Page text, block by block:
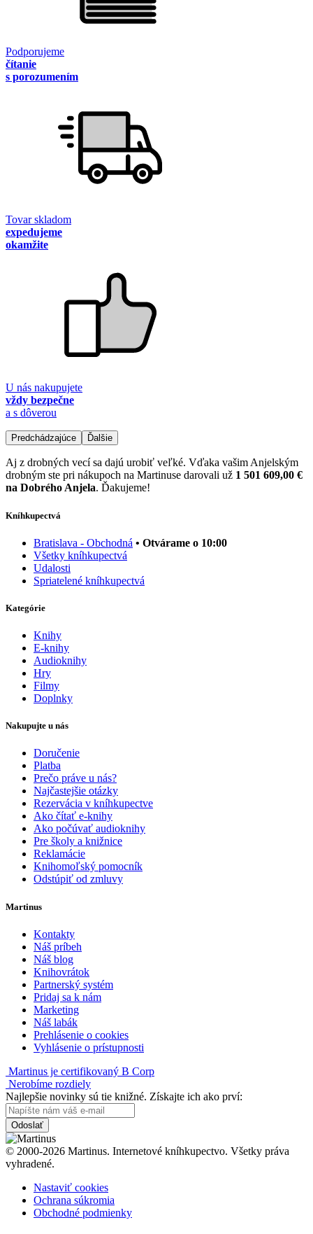
Podporujeme
čítanie
s porozumením
Tovar skladom
expedujeme
okamžite
U nás nakupujete
vždy bezpečne
a s dôverou
Predchádzajúce Ďalšie
Aj z drobných vecí sa dajú urobiť veľké. Vďaka vašim Anjelským
drobným ste pri nákupoch na Martinuse darovali už 1 501 609,00 €
na Dobrého Anjela. Ďakujeme!
Kníhkupectvá
Bratislava - Obchodná • Otvárame o 10:00
Všetky kníhkupectvá
Udalosti
Spriatelené kníhkupectvá
Kategórie
Knihy
E-knihy
Audioknihy
Hry
Filmy
Doplnky
Nakupujte u nás
Doručenie
Platba
Prečo práve u nás?
Najčastejšie otázky
Rezervácia v kníhkupectve
Ako čítať e-knihy
Ako počúvať audioknihy
Pre školy a knižnice
Reklamácie
Knihomoľský pomocník
Odstúpiť od zmluvy
Martinus
Kontakty
Náš príbeh
Náš blog
Knihovrátok
Partnerský systém
Pridaj sa k nám
Marketing
Náš labák
Prehlásenie o cookies
Vyhlásenie o prístupnosti
Martinus je certifikovaný B Corp
Nerobíme rozdiely
Najlepšie novinky sú tie knižné. Získajte ich ako prví:
Odoslať
© 2000-2026 Martinus. Internetové kníhkupectvo. Všetky práva
vyhradené.
Nastaviť cookies
Ochrana súkromia
Obchodné podmienky